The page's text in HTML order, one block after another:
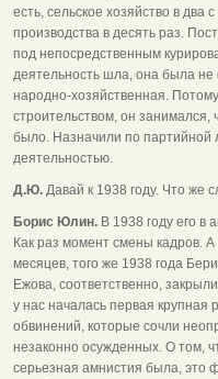
есть, сельское хозяйство в
производства в десять раз.
под непосредственным
деятельность шла, она была не
народно-хозяйственная.
строительством, он занимался,
было. Назначили по партийной
деятельностью.
Д.Ю. Давай к 1938 году. Что же
Борис Юлин. В 1938 году его в
Как раз момент смены кадров. А
месяцев, того же 1938 года
Ежова, соответственно,
у нас началась первая крупная
обвинений, которые сочли
незаконно осужденных. О том,
серьезная амнистия была, это